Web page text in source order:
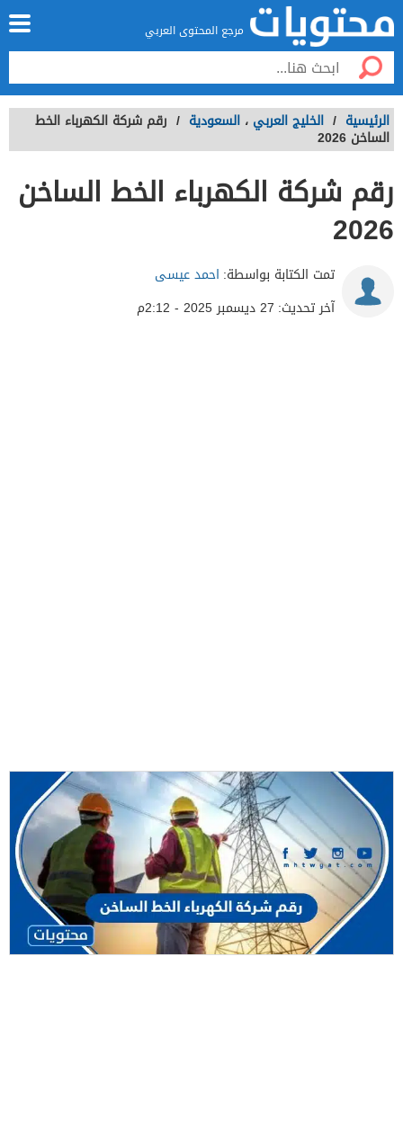
مرجع المحتوى العربي
الرئيسية / الخليج العربي ، السعودية / رقم شركة الكهرباء الخط
الساخن 2026
رقم شركة الكهرباء الخط الساخن
2026
تمت الكتابة بواسطة: احمد عيسى
آخر تحديث: 27 ديسمبر 2025 - 2:12م